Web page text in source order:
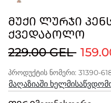
ᲛᲣᲥᲘ ᲚᲣᲠᲯᲘ
ᲥᲕᲔᲓᲐᲑᲝᲚᲝ
229.00 GEL
პროდუქტის ნომერი: 31390-
მაღაზიაში